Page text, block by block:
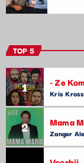
TOP 5
1 - Ze
Kris
2 Mama
Zanger